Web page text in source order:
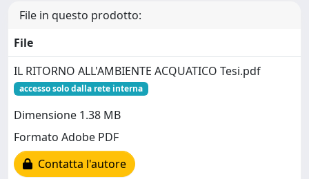
File in questo prodotto:
File
IL RITORNO ALL'AMBIENTE ACQUATICO Tesi.pdf
accesso solo dalla rete interna
Dimensione 1.38 MB
Formato Adobe PDF
Contatta l'autore